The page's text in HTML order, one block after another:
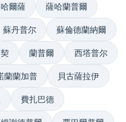
爾薩 薩哈蘭普爾
蘇丹普尔 蘇倫德蘭納爾
蘭普爾 西塔普尔
蘭蘭加普 貝古薩拉伊
費扎巴德